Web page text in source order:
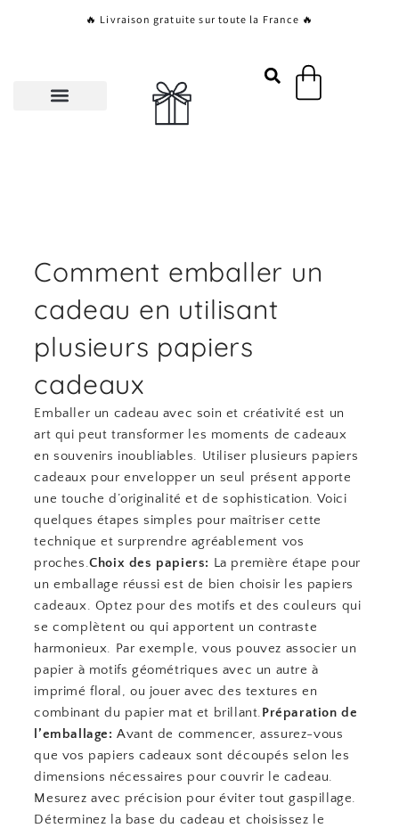
🔥 Livraison gratuite sur toute la France 🔥
Panier
Comment emballer un
cadeau en utilisant
plusieurs papiers
cadeaux
Emballer un cadeau avec soin et créativité est un
art qui peut transformer les moments de cadeaux
en souvenirs inoubliables. Utiliser plusieurs papiers
cadeaux pour envelopper un seul présent apporte
une touche d’originalité et de sophistication. Voici
quelques étapes simples pour maîtriser cette
technique et surprendre agréablement vos
proches.Choix des papiers: La première étape pour
un emballage réussi est de bien choisir les papiers
cadeaux. Optez pour des motifs et des couleurs qui
se complètent ou qui apportent un contraste
harmonieux. Par exemple, vous pouvez associer un
papier à motifs géométriques avec un autre à
imprimé floral, ou jouer avec des textures en
combinant du papier mat et brillant.Préparation de
l’emballage: Avant de commencer, assurez-vous
que vos papiers cadeaux sont découpés selon les
dimensions nécessaires pour couvrir le cadeau.
Mesurez avec précision pour éviter tout gaspillage.
Déterminez la base du cadeau et choisissez le